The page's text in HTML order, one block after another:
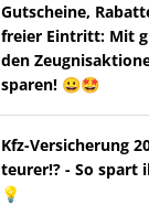
Gutscheine,
freier Eintritt: Mit
den
sparen! 😀🤩
Kfz-Versicherung
teurer!? - So spart
💡